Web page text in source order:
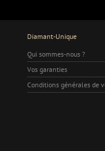
Diamant-Unique
Qui sommes-nous ?
Vos garanties
Conditions générales de